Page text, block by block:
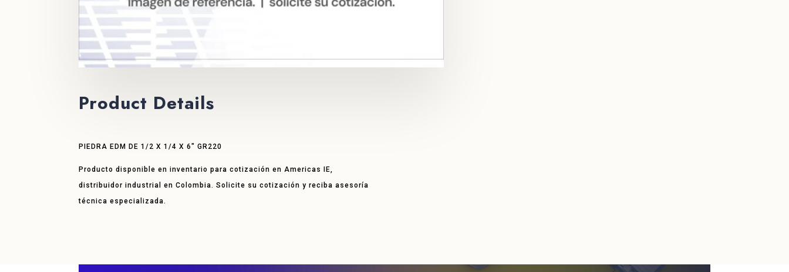
Product Details
PIEDRA EDM DE 1/2 X 1/4 X 6″ GR220
Producto disponible en inventario para cotización en Americas IE,
distribuidor industrial en Colombia. Solicite su cotización y reciba asesoría
técnica especializada.